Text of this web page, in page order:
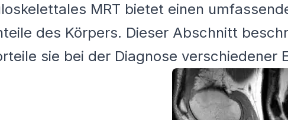
MRT bietet einen
des Körpers. Dieser Abschnitt
sie bei der Diagnose verschiedener